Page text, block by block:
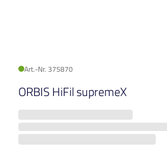
Art.-Nr. 375870
ORBIS HiFil supremeX